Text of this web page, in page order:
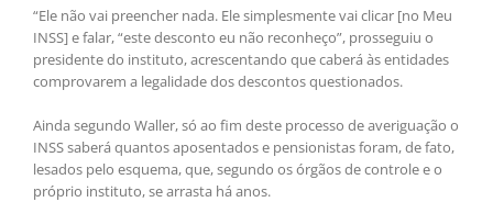
“Ele não vai preencher nada. Ele simplesmente vai clicar [no Meu
INSS] e falar, “este desconto eu não reconheço”, prosseguiu o
presidente do instituto, acrescentando que caberá às entidades
comprovarem a legalidade dos descontos questionados.
Ainda segundo Waller, só ao fim deste processo de averiguação o
INSS saberá quantos aposentados e pensionistas foram, de fato,
lesados pelo esquema, que, segundo os órgãos de controle e o
próprio instituto, se arrasta há anos.